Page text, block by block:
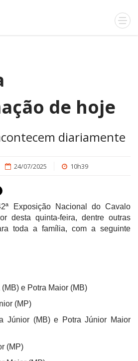
de hoje
diariamente
24/07/2025 10h39
Exposição Nacional do Cavalo
desta quinta-feira, dentre outras
toda a família, com a seguinte
e Potra Maior (MB)
(MP)
Júnior (MB) e Potra Júnior Maior
(MP)